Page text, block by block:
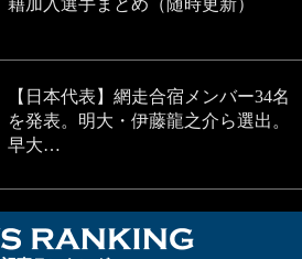
籍加入選手まとめ（随時更新）
【日本代表】網走合宿メンバー34名
を発表。明大・伊藤龍之介ら選出。
早大…